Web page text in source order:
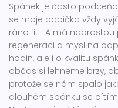
Spánek je často
se moje babička vždy
ráno fit." A má
regeneraci a mysl na
hodin, ale i o kvalitu
občas si lehneme brzy,
protože se nám spalo
dlouhém spánku se